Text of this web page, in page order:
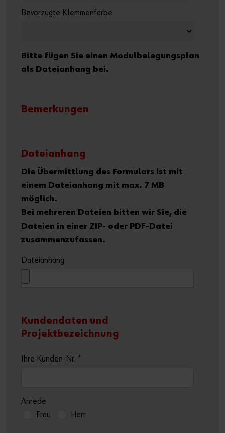
Bevorzugte Klemmenfarbe
Bitte fügen Sie einen Modulbelegungsplan
als Dateianhang bei.
Bemerkungen
Dateianhang
Die Übermittlung des Formulars ist mit
einem Dateianhang mit max. 7 MB
möglich.
Bei mehreren Dateien bitten wir Sie, die
Dateien in einer ZIP- oder PDF-Datei
zusammenzufassen.
Dateianhang
Kundendaten und
Projektbezeichnung
Ihre Kunden-Nr. *
Anrede
Frau
Herr